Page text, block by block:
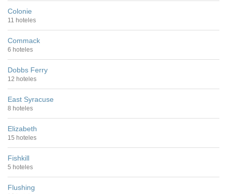
Colonie
11 hoteles
Commack
6 hoteles
Dobbs Ferry
12 hoteles
East Syracuse
8 hoteles
Elizabeth
15 hoteles
Fishkill
5 hoteles
Flushing